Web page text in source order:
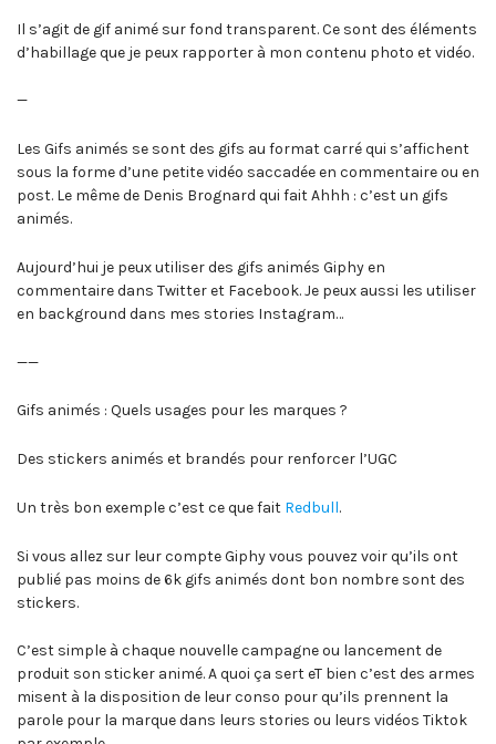
Il s’agit de gif animé sur fond transparent. Ce sont des éléments
d’habillage que je peux rapporter à mon contenu photo et vidéo.
—
Les Gifs animés se sont des gifs au format carré qui s’affichent
sous la forme d’une petite vidéo saccadée en commentaire ou en
post. Le même de Denis Brognard qui fait Ahhh : c’est un gifs
animés.
Aujourd’hui je peux utiliser des gifs animés Giphy en
commentaire dans Twitter et Facebook. Je peux aussi les utiliser
en background dans mes stories Instagram…
——
Gifs animés : Quels usages pour les marques ?
Des stickers animés et brandés pour renforcer l’UGC
Un très bon exemple c’est ce que fait Redbull.
Si vous allez sur leur compte Giphy vous pouvez voir qu’ils ont
publié pas moins de 6k gifs animés dont bon nombre sont des
stickers.
C’est simple à chaque nouvelle campagne ou lancement de
produit son sticker animé. A quoi ça sert eT bien c’est des armes
misent à la disposition de leur conso pour qu’ils prennent la
parole pour la marque dans leurs stories ou leurs vidéos Tiktok